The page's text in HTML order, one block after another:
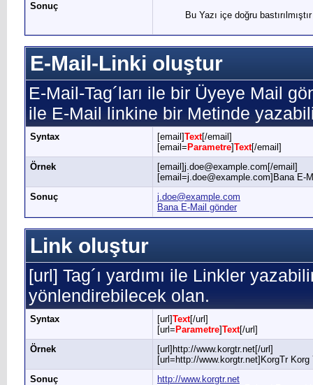
Sonuç
Bu Yazı içe doğru bastırılmıştır
E-Mail-Linki oluştur
E-Mail-Tag´ları ile bir Üyeye Mail
ile E-Mail linkine bir Metinde
Syntax [email]Text[/email]
[email= Parametre]Text[/email]
Örnek
[email]j.doe@example.com[/email]
[email=j.doe@example.com]Bana E-
Sonuç
j.doe@example.com
Bana E-Mail gönder
Link oluştur
[url] Tag´ı yardımı ile Linkler
yönlendirebilecek olan.
Syntax [url]Text[/url]
[url= Parametre]Text[/url]
Örnek
[url]http://www.korgtr.net[/url]
[url=http://www.korgtr.net]KorgTr
Sonuç
http://www.korgtr.net